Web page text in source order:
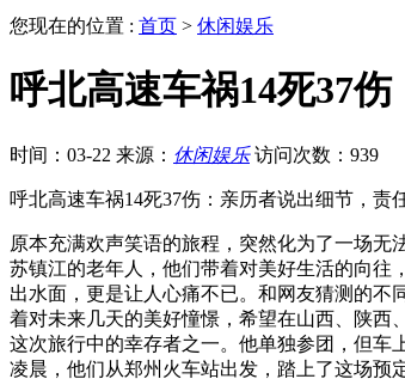
您现在的位置 : 首页 > 休闲娱乐
呼北高速车祸14死37
时间：03-22 来源： 休闲娱乐 访问次数：939
呼北高速车祸14死37伤：亲历者说出细节，责
原本充满欢声笑语的旅程，突然化为了一场无
苏镇江的老年人，他们带着对美好生活的向往
出水面，更是让人心痛不已。和网友猜测的
着对未来几天的美好憧憬，希望在山西、陕西
这次旅行中的幸存者之一。他单独参团，但车
凌晨，他们从郑州火车站出发，踏上了这场预